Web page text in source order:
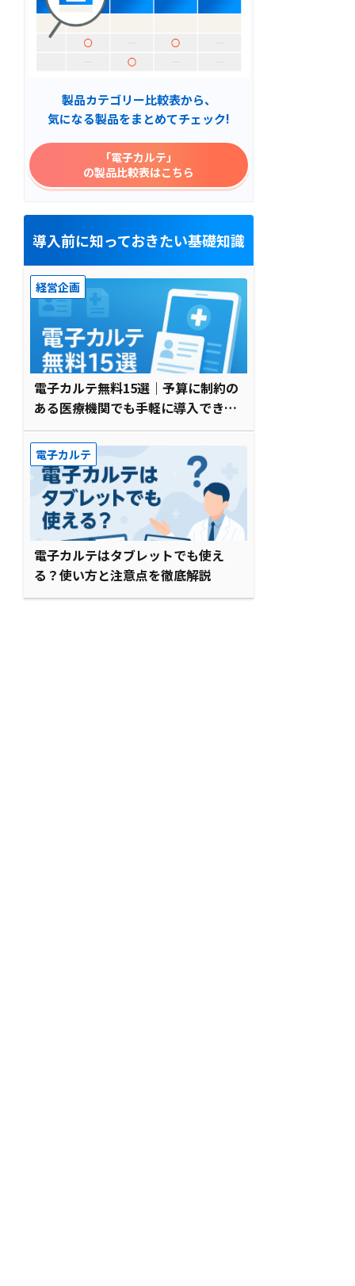
製品カテゴリー比較表から、
気になる製品をまとめてチェック!
「電子カルテ」
の製品比較表はこちら
導入前に知っておきたい基礎知識
経営企画
電子カルテ無料15選｜予算に制約の
ある医療機関でも手軽に導入でき
る！
電子カルテ
電子カルテはタブレットでも使え
る？使い方と注意点を徹底解説